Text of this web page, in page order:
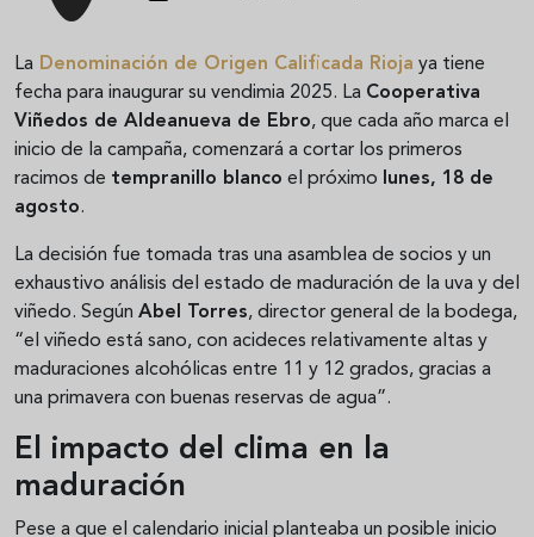
La Denominación de Origen Calificada Rioja ya tiene
fecha para inaugurar su vendimia 2025. La Cooperativa
Viñedos de Aldeanueva de Ebro, que cada año marca el
inicio de la campaña, comenzará a cortar los primeros
racimos de tempranillo blanco el próximo
lunes, 18 de
agosto.
La decisión fue tomada tras una asamblea de socios y un
exhaustivo análisis del estado de maduración de la uva y del
viñedo. Según Abel Torres, director general de la bodega,
“el viñedo está sano, con acideces relativamente altas y
maduraciones alcohólicas entre 11 y 12 grados, gracias a
una primavera con buenas reservas de agua”.
El impacto del clima en la
maduración
Pese a que el calendario inicial planteaba un posible inicio